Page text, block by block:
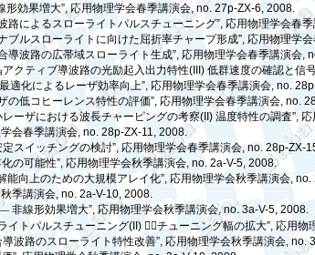
形効果増大”,応用物理学会春季講演会, no. 27p-ZX-6, 2008.
路によるスローライトパルスチューニング”, 応用物理学会春
ブルスローライトに向けた屈折率チャープ形成”, 応用物理学
導波路の広帯域スローライト生成”, 応用物理学会春季講演会,
クティブ導波路の光励起入出力特性(III)低群速度の確認と信
適化によるレーザ効率向上”,応用物理学会春季講演会, no.
の低コヒーレンス特性の評価”, 応用物理学会春季講演会, no.
ーザにおける波長チャーピングの考察(II)温度特性の調査”,応
会春季講演会, no. 28p-ZX-11, 2008.
スイッチングの検討”,応用物理学会春季講演会, no. 28p-ZX-
の可能性”, 応用物理学会秋季講演会, no. 2a-V-5, 2008.
能向上のための大規模アレイ化”, 応用物理学会秋季講演会, no.
季講演会, no. 2a-V-10, 2008.
非線形効果増大”,応用物理学会秋季講演会, no. 3a-V-5, 2008.
イトパルスチューニング(II) チューニング幅の拡大”, 応用物
波路のスローライト特性改善”, 応用物理学会秋季講演会, no.